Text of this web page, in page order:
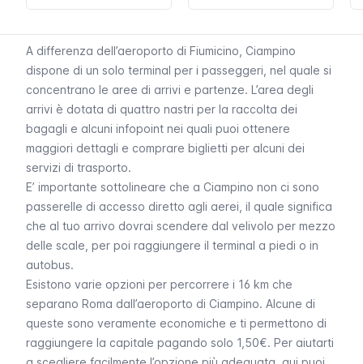
A differenza dell’aeroporto di Fiumicino , Ciampino
dispone di un solo terminal per i passeggeri, nel quale si
concentrano le aree di arrivi e partenze. L’area degli
arrivi è dotata di quattro nastri per la raccolta dei
bagagli e alcuni infopoint nei quali puoi ottenere
maggiori dettagli e comprare biglietti per alcuni dei
servizi di trasporto.
E’ importante sottolineare che a Ciampino non ci sono
passerelle di accesso diretto agli aerei, il quale significa
che al tuo arrivo dovrai scendere dal velivolo per mezzo
delle scale, per poi raggiungere il terminal a piedi o in
autobus.
Esistono varie opzioni per percorrere i 16 km che
separano Roma dall’aeroporto di Ciampino. Alcune di
queste sono veramente economiche e ti permettono di
raggiungere la capitale pagando solo 1,50€. Per aiutarti